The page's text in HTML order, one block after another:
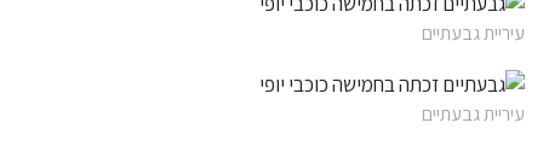
עיריית גבעתיים
עיריית גבעתיים